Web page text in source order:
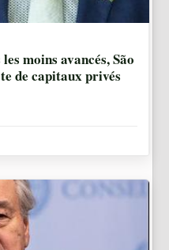
moins avancés, São
de capitaux privés